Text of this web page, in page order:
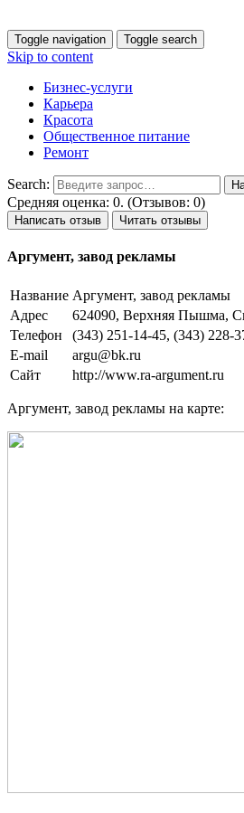
Toggle navigation Toggle search
Skip to content
Бизнес-услуги
Карьера
Красота
Общественное питание
Ремонт
Search:
Средняя оценка: 0. (Отзывов: 0)
Написать отзыв Читать отзывы
Аргумент, завод рекламы
Название Аргумент, завод рекламы
Адрес
624090, Верхняя Пышма,
Телефон
(343) 251-14-45, (343) 228-
E-mail
argu@bk.ru
Сайт
http://www.ra-argument.ru
Аргумент, завод рекламы на карте: